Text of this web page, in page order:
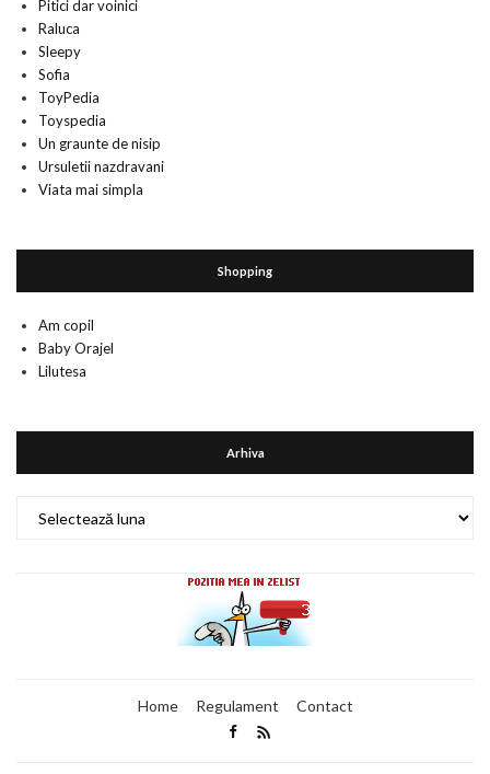
Pitici dar voinici
Raluca
Sleepy
Sofia
ToyPedia
Toyspedia
Un graunte de nisip
Ursuletii nazdravani
Viata mai simpla
Shopping
Am copil
Baby Orajel
Lilutesa
Arhiva
Home Regulament Contact